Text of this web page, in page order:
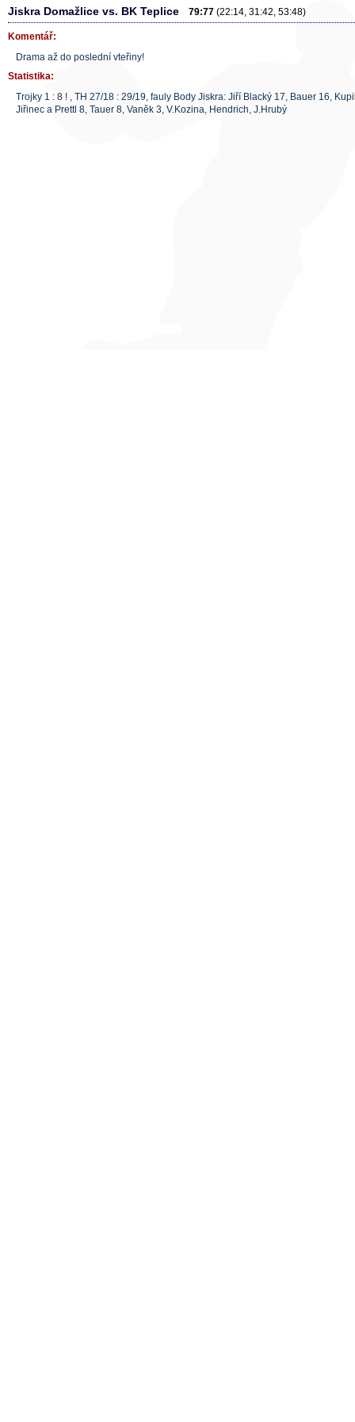
Jiskra Domažlice vs. BK Teplice 79:77 (22:14, 31:42, 53:48)
Komentář:
Drama až do poslední vteřiny!
Statistika:
Trojky 1 : 8 ! , TH 27/18 : 29/19, fauly Body Jiskra: Jiří Blacký 17, Bauer 16,
Jiřinec a Prettl 8, Tauer 8, Vaněk 3, V.Kozina, Hendrich, J.Hrubý